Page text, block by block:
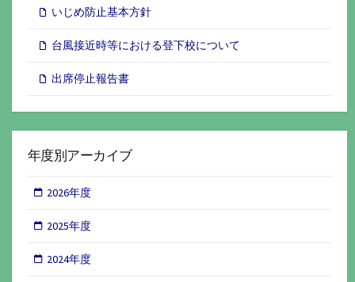
いじめ防止基本方針
台風接近時等における登下校について
出席停止報告書
年度別アーカイブ
2026年度
2025年度
2024年度